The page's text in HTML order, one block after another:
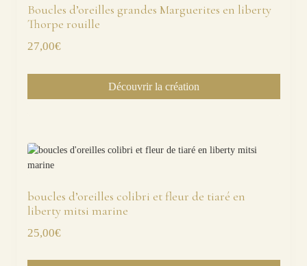
Boucles d’oreilles grandes Marguerites en liberty
Thorpe rouille
27,00€
Découvrir la création
boucles d’oreilles colibri et fleur de tiaré en
liberty mitsi marine
25,00€